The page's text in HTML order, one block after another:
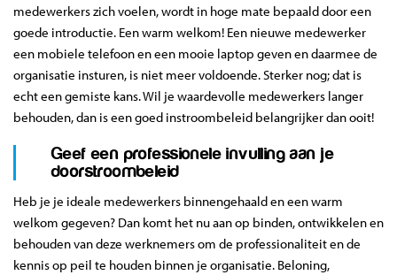
medewerkers zich voelen, wordt in hoge mate bepaald door een
goede introductie. Een warm welkom! Een nieuwe medewerker
een mobiele telefoon en een mooie laptop geven en daarmee de
organisatie insturen, is niet meer voldoende. Sterker nog; dat is
echt een gemiste kans. Wil je waardevolle medewerkers langer
behouden, dan is een goed instroombeleid belangrijker dan ooit!
Geef een professionele invulling aan je
doorstroombeleid
Heb je je ideale medewerkers binnengehaald en een warm
welkom gegeven? Dan komt het nu aan op binden, ontwikkelen en
behouden van deze werknemers om de professionaliteit en de
kennis op peil te houden binnen je organisatie. Beloning,